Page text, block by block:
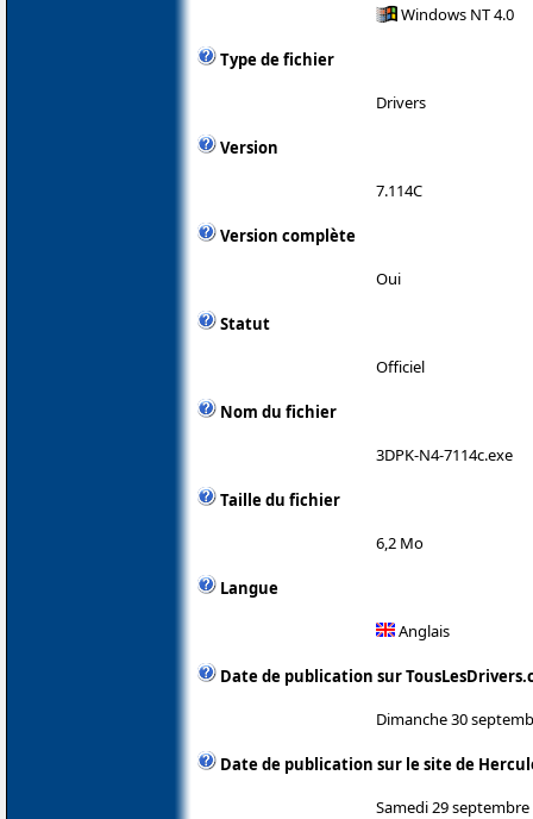
Windows NT 4.0
Type de fichier
Drivers
Version
7.114C
Version complète
Oui
Statut
Officiel
Nom du fichier
3DPK-N4-7114c.exe
Taille du fichier
6,2 Mo
Langue
Anglais
Date de publication sur
Dimanche 30
Date de publication sur le site de
Samedi 29 septembre